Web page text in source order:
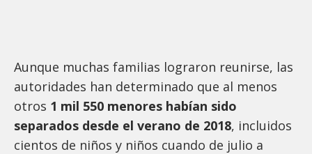
Aunque muchas familias lograron reunirse, las
autoridades han determinado que al menos
otros 1 mil 550 menores habían sido
separados desde el verano de 2018, incluidos
cientos de niños y niños cuando de julio a